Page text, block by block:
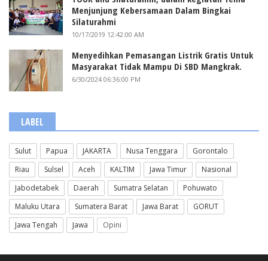
Menjunjung Kebersamaan Dalam Bingkai
Silaturahmi
10/17/2019 12:42:00 AM
Menyedihkan Pemasangan Listrik Gratis Untuk
Masyarakat Tidak Mampu Di SBD Mangkrak.
6/30/2024 06:36:00 PM
LABEL
Sulut Papua JAKARTA Nusa Tenggara
Gorontalo
Riau
Sulsel Aceh KALTIM Jawa Timur
Nasional
Jabodetabek
Daerah Sumatra Selatan
Pohuwato
Maluku Utara
Sumatera Barat Jawa Barat
GORUT
Jawa Tengah
Jawa Opini